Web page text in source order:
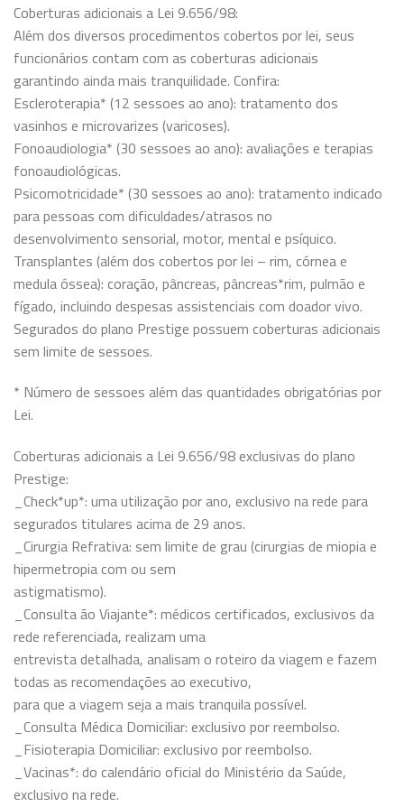
Coberturas adicionais a Lei 9.656/98:
Além dos diversos procedimentos cobertos por lei, seus
funcionários contam com as coberturas adicionais
garantindo ainda mais tranquilidade. Confira:
Escleroterapia* (12 sessoes ao ano): tratamento dos
vasinhos e microvarizes (varicoses).
Fonoaudiologia* (30 sessoes ao ano): avaliações e terapias
fonoaudiológicas.
Psicomotricidade* (30 sessoes ao ano): tratamento indicado
para pessoas com dificuldades/atrasos no
desenvolvimento sensorial, motor, mental e psíquico.
Transplantes (além dos cobertos por lei – rim, córnea e
medula óssea): coração, pâncreas, pâncreas*rim, pulmão e
fígado, incluindo despesas assistenciais com doador vivo.
Segurados do plano Prestige possuem coberturas adicionais
sem limite de sessoes.
* Número de sessoes além das quantidades obrigatórias por
Lei.
Coberturas adicionais a Lei 9.656/98 exclusivas do plano
Prestige:
_Check*up*: uma utilização por ano, exclusivo na rede para
segurados titulares acima de 29 anos.
_Cirurgia Refrativa: sem limite de grau (cirurgias de miopia e
hipermetropia com ou sem
astigmatismo).
_Consulta ão Viajante*: médicos certificados, exclusivos da
rede referenciada, realizam uma
entrevista detalhada, analisam o roteiro da viagem e fazem
todas as recomendações ao executivo,
para que a viagem seja a mais tranquila possível.
_Consulta Médica Domiciliar: exclusivo por reembolso.
_Fisioterapia Domiciliar: exclusivo por reembolso.
_Vacinas*: do calendário oficial do Ministério da Saúde,
exclusivo na rede.